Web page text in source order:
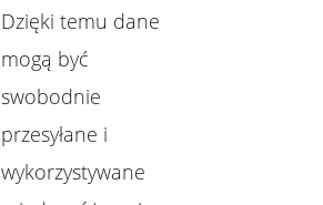
Dzięki temu dane
mogą być
swobodnie
przesyłane i
wykorzystywane